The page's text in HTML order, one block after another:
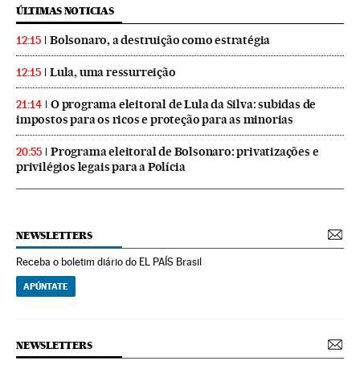
ÚLTIMAS NOTICIAS
12:15 Bolsonaro, a destruição como estratégia
12:15 Lula, uma ressurreição
21:14
O programa eleitoral de Lula da Silva: subidas de
impostos para os ricos e proteção para as minorias
20:55
Programa eleitoral de Bolsonaro: privatizações e
privilégios legais para a Polícia
NEWSLETTERS
Receba o boletim diário do EL PAÍS Brasil
APÚNTATE
NEWSLETTERS